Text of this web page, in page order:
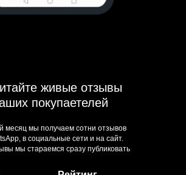
живые отзывы
покупаетелей
месяц мы получаем сотни отзывов
в социальные сети и на сайт.
мы стараемся сразу публиковать